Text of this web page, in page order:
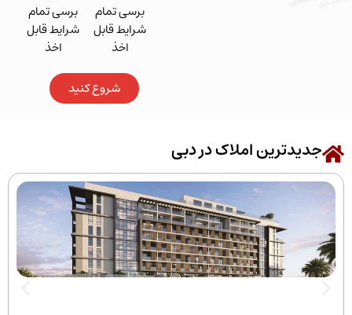
برسی تمام
شرایط قابل
اخذ
شروع کنید
املاک در دبی